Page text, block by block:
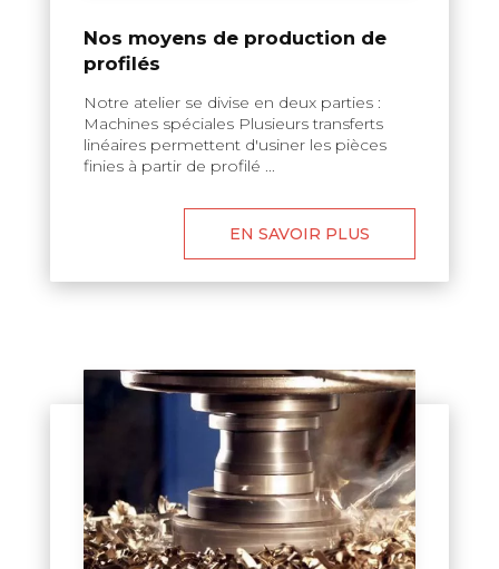
Nos moyens de production de
profilés
Notre atelier se divise en deux parties :
Machines spéciales Plusieurs transferts
linéaires permettent d'usiner les pièces
finies à partir de profilé ...
EN SAVOIR PLUS